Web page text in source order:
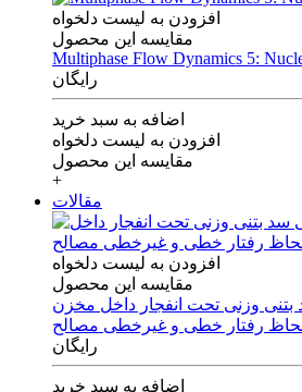
افزودن به لیست دلخواه
مقایسه این محصول
Multiphase Flow Dynamics 5:
رایگان
اضافه به سبد خرید
افزودن به لیست دلخواه
مقایسه این محصول
+
مقالات
افزودن به لیست دلخواه
مقایسه این محصول
بتنی وزنی تحت انفجار داخل مخزن
لحاظ رفتار خطی و غیرخطی مصالح
رایگان
اضافه به سبد خرید